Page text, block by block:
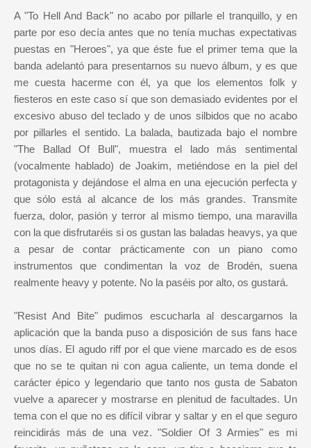
A "To Hell And Back" no acabo por pillarle el tranquillo, y en
parte por eso decía antes que no tenía muchas expectativas
puestas en "Heroes", ya que éste fue el primer tema que la
banda adelantó para presentarnos su nuevo álbum, y es que
me cuesta hacerme con él, ya que los elementos folk y
fiesteros en este caso sí que son demasiado evidentes por el
excesivo abuso del teclado y de unos silbidos que no acabo
por pillarles el sentido. La balada, bautizada bajo el nombre
"The Ballad Of Bull", muestra el lado más sentimental
(vocalmente hablado) de Joakim, metiéndose en la piel del
protagonista y dejándose el alma en una ejecución perfecta y
que sólo está al alcance de los más grandes. Transmite
fuerza, dolor, pasión y terror al mismo tiempo, una maravilla
con la que disfrutaréis si os gustan las baladas heavys, ya que
a pesar de contar prácticamente con un piano como
instrumentos que condimentan la voz de Brodén, suena
realmente heavy y potente. No la paséis por alto, os gustará.
"Resist And Bite" pudimos escucharla al descargarnos la
aplicación que la banda puso a disposición de sus fans hace
unos días. El agudo riff por el que viene marcado es de esos
que no se te quitan ni con agua caliente, un tema donde el
carácter épico y legendario que tanto nos gusta de Sabaton
vuelve a aparecer y mostrarse en plenitud de facultades. Un
tema con el que no es difícil vibrar y saltar y en el que seguro
reincidirás más de una vez. "Soldier Of 3 Armies" es mi